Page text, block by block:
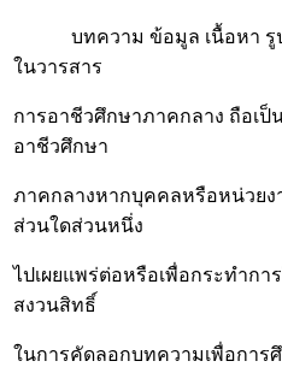
บทความ ข้อมูล เนื้อหา รูป
ในวารสาร
การอาชีวศึกษาภาคกลาง ถือเป็
อาชีวศึกษา
ภาคกลางหากบุคคลหรือหน่วย
ส่วนใดส่วนหนึ่ง
ไปเผยแพร่ต่อหรือเพื่อกระทำกา
สงวนสิทธิ์
ในการคัดลอกบทความเพื่อการ